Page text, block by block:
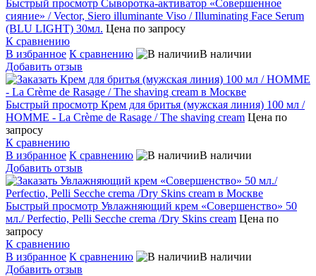
Быстрый просмотр Сыворотка-активатор «Совершенное
сияние» / Vector, Siero illuminante Viso / Illuminating Face Serum
(BLU LIGHT) 30мл. Цена по запросу
К сравнению
В избранное К сравнению
В наличии
Добавить отзыв
Быстрый просмотр Крем для бритья (мужская линия) 100 мл /
HOMME - La Crème de Rasage / The shaving cream Цена по
запросу
К сравнению
В избранное К сравнению
В наличии
Добавить отзыв
Быстрый просмотр Увлажняющий крем «Совершенство» 50
мл./ Perfectio, Pelli Secche crema /Dry Skins cream Цена по
запросу
К сравнению
В избранное К сравнению
В наличии
Добавить отзыв